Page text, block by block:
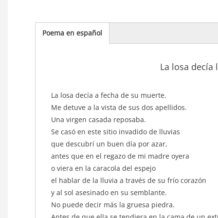
Poema en español
La losa decía
La losa decía a fecha de su muerte.
Me detuve a la vista de sus dos apellidos.
Una virgen casada reposaba.
Se casó en este sitio invadido de lluvias
que descubrí un buen día por azar,
antes que en el regazo de mi madre oyera
o viera en la caracola del espejo
el hablar de la lluvia a través de su frío corazón
y al sol asesinado en su semblante.
No puede decir más la gruesa piedra.